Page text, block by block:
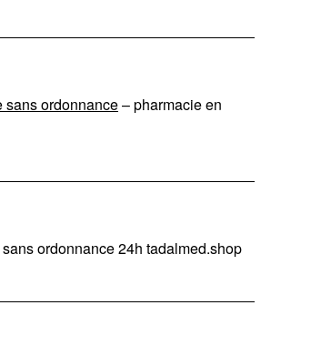
sans ordonnance– pharmacie en
ordonnance 24h tadalmed.shop